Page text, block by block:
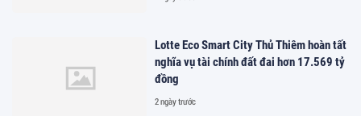
Lotte Eco Smart City Thủ Thiêm hoàn tất
nghĩa vụ tài chính đất đai hơn 17.569 tỷ
đồng
2 ngày trước